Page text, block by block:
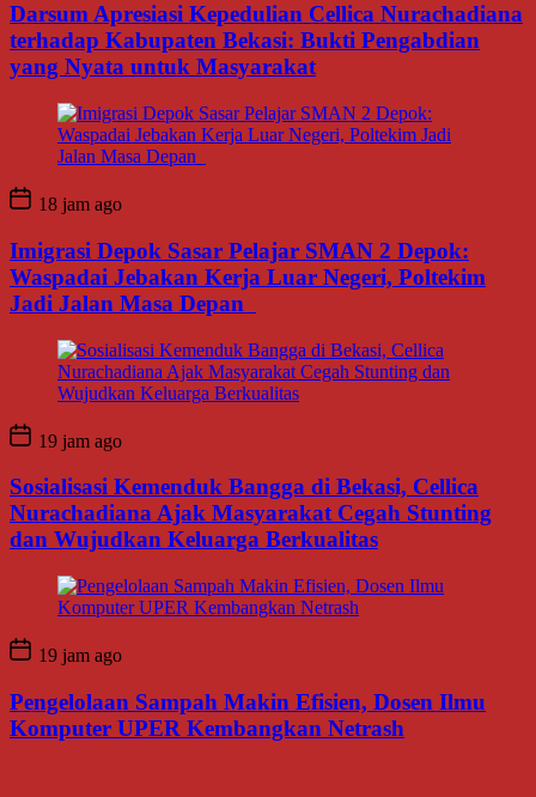
Darsum Apresiasi Kepedulian Cellica Nurachadiana
terhadap Kabupaten Bekasi: Bukti Pengabdian
yang Nyata untuk Masyarakat
18 jam ago
Imigrasi Depok Sasar Pelajar SMAN 2 Depok:
Waspadai Jebakan Kerja Luar Negeri, Poltekim
Jadi Jalan Masa Depan
19 jam ago
Sosialisasi Kemenduk Bangga di Bekasi, Cellica
Nurachadiana Ajak Masyarakat Cegah Stunting
dan Wujudkan Keluarga Berkualitas
19 jam ago
Pengelolaan Sampah Makin Efisien, Dosen Ilmu
Komputer UPER Kembangkan Netrash